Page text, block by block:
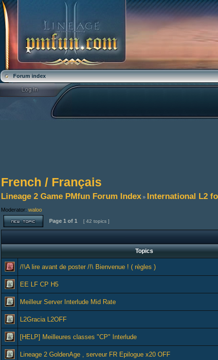
Forum index
French / Français
Lineage 2 Game PMfun Forum Index » International L2
Moderator: waloo
Page 1 of 1 [ 42 topics ]
Topics
/!\A lire avant de poster /!\ Bienvenue ! ( règles )
EE LF CP H5
Meilleur Server Interlude Mid Rate
L2Gracia L2OFF
[HELP] Meilleures classes "CP" Interlude
Lineage 2 GoldenAge , serveur FR Epilogue x20 OFF